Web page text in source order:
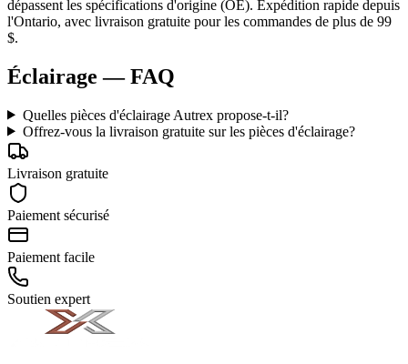
dépassent les spécifications d'origine (OE). Expédition rapide depuis
l'Ontario, avec livraison gratuite pour les commandes de plus de 99
$.
Éclairage — FAQ
Quelles pièces d'éclairage Autrex propose-t-il?
Offrez-vous la livraison gratuite sur les pièces d'éclairage?
Livraison gratuite
Paiement sécurisé
Paiement facile
Soutien expert